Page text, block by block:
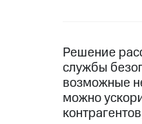
Решение
службы
возможные
можно